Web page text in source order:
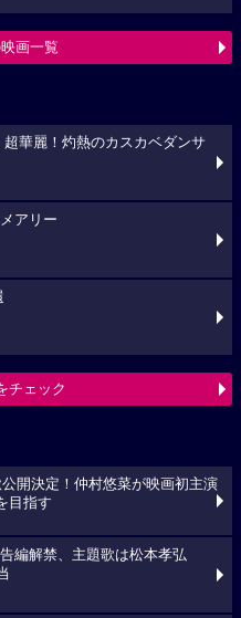
画一覧
華麗！灼熱のカスカベダンサ
アリー
チェック
公開決定！仲村悠菜が映画初主演
目指す
編解禁、主題歌は松本孝弘